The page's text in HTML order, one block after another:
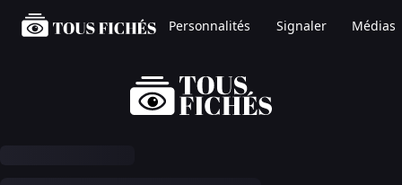
Personnalités Signaler Médias